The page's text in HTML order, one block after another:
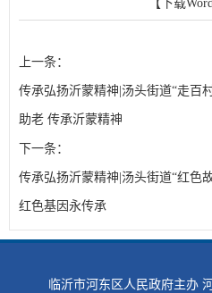
【下载Word
上一条：
传承弘扬沂蒙精神|汤头街道“走
助老 传承沂蒙精神
下一条：
传承弘扬沂蒙精神|汤头街道“红
红色基因永传承
临沂市河东区人民政府主办